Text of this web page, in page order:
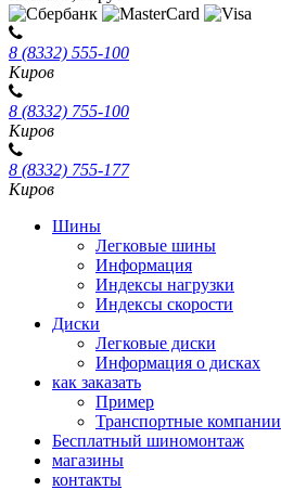
8 (8332) 555-100
Киров
8 (8332) 755-100
Киров
8 (8332) 755-177
Киров
Шины
Легковые шины
Информация
Индексы нагрузки
Индексы скорости
Диски
Легковые диски
Информация о дисках
как заказать
Пример
Транспортные компании
Бесплатный шиномонтаж
магазины
контакты